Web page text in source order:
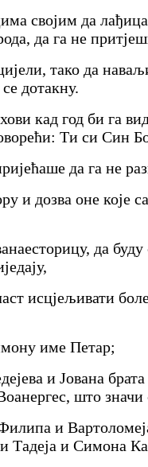
својим да
да га не
тако да
дотакну.
кад год би га
Ти си Син
да га не
и дозва оне које
да
исцјељивати
име Петар;
и Јована
што
и
Тадеја и Симона